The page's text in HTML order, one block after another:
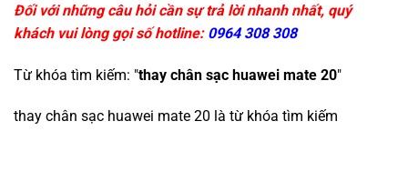
Đối với những câu hỏi cần sự trả lời nhanh nhất, quý
khách vui lòng gọi số hotline: 0964 308 308
Từ khóa tìm kiếm: "thay chân sạc huawei mate 20"
thay chân sạc huawei mate 20 là từ khóa tìm kiếm